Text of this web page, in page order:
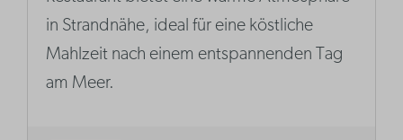
in Strandnähe, ideal für eine köstliche
Mahlzeit nach einem entspannenden Tag
am Meer.